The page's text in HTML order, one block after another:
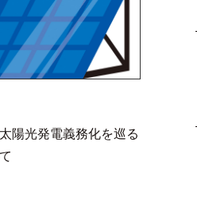
陽光発電義務化を巡る